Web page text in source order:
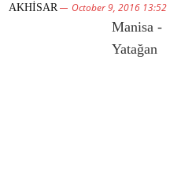
AKHISAR October 9, 2016 13:52
Manisa -
Yatağan